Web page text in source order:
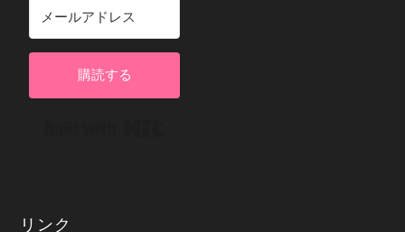
購読する
リンク